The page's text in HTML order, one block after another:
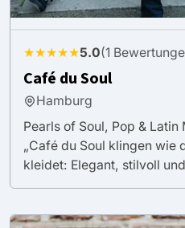
★★★★★5.0(1
Café du Soul
Hamburg
Pearls of Soul, Pop &
„Café du Soul klingen wie
kleidet: Elegant, stilvoll